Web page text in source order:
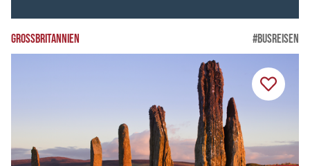
GROSSBRITANNIEN #BUSREISEN